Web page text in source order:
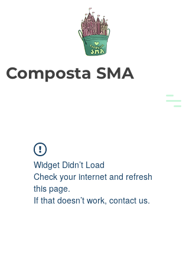
Composta SMA
Widget Didn’t Load
Check your internet and refresh
this page.
If that doesn’t work, contact us.